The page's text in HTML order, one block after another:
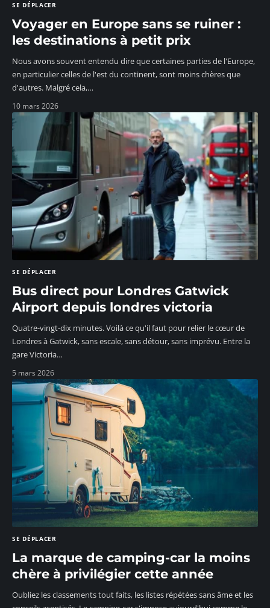
SE DÉPLACER
Voyager en Europe sans se ruiner :
les destinations à petit prix
Nous avons souvent entendu dire que certaines parties de l'Europe,
en particulier celles de l'est du continent, sont moins chères que
d'autres. Malgré cela,…
10 mars 2026
SE DÉPLACER
Bus direct pour Londres Gatwick
Airport depuis londres victoria
Quatre-vingt-dix minutes. Voilà ce qu'il faut pour relier le cœur de
Londres à Gatwick, sans escale, sans détour, sans imprévu. Entre la
gare Victoria…
5 mars 2026
SE DÉPLACER
La marque de camping-car la moins
chère à privilégier cette année
Oubliez les classements tout faits, les listes répétées sans âme et les